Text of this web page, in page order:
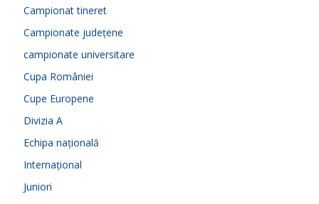
Campionat tineret
Campionate județene
campionate universitare
Cupa României
Cupe Europene
Divizia A
Echipa națională
Internațional
Juniori